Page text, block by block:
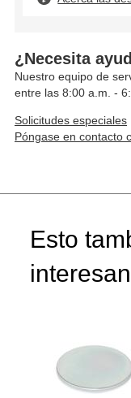
¿Necesita
Nuestro equipo de
entre las 8:00 a.m. -
Solicitudes especiales
Póngase en contacto
Esto